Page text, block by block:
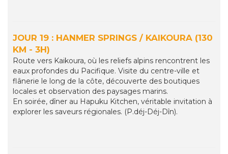
JOUR 19 : HANMER SPRINGS / KAIKOURA (130
KM - 3H)
Route vers Kaikoura, où les reliefs alpins rencontrent les
eaux profondes du Pacifique. Visite du centre-ville et
flânerie le long de la côte, découverte des boutiques
locales et observation des paysages marins.
En soirée, dîner au Hapuku Kitchen, véritable invitation à
explorer les saveurs régionales. (P.déj-Déj-Dîn).